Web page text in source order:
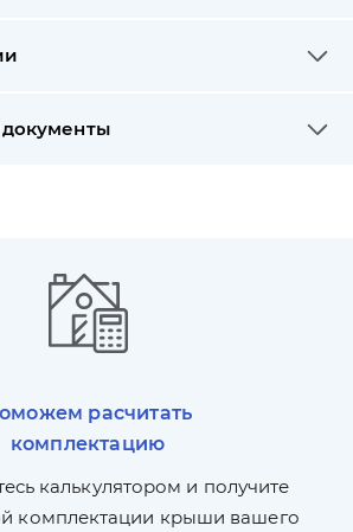
расчитать
комплектацию
калькулятором и получите
комплектации крыши вашего